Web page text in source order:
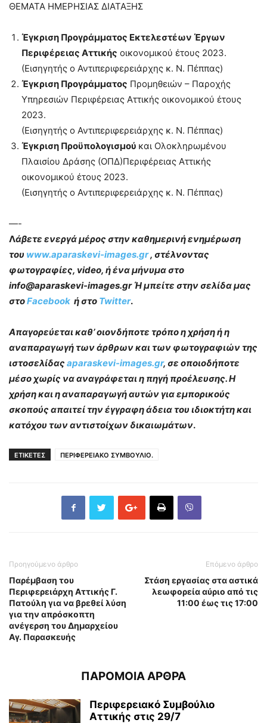
ΘΕΜΑΤΑ ΗΜΕΡΗΣΙΑΣ ΔΙΑΤΑΞΗΣ
Έγκριση Προγράμματος Εκτελεστέων Έργων
Περιφέρειας Αττικής οικονομικού έτους 2023.
(Εισηγητής ο Αντιπεριφερειάρχης κ. Ν. Πέππας)
Έγκριση Προγράμματος Προμηθειών – Παροχής
Υπηρεσιών Περιφέρειας Αττικής οικονομικού έτους
2023.
(Εισηγητής ο Αντιπεριφερειάρχης κ. Ν. Πέππας)
Έγκριση Προϋπολογισμού και Ολοκληρωμένου
Πλαισίου Δράσης (ΟΠΔ)Περιφέρειας Αττικής
οικονομικού έτους 2023.
(Εισηγητής ο Αντιπεριφερειάρχης κ. Ν. Πέππας)
—-
Λάβετε ενεργά μέρος στην καθημερινή ενημέρωση
του www.aparaskevi-images.gr, στέλνοντας
φωτογραφίες, video, ή ένα μήνυμα στο
info@aparaskevi-images.gr Ή μπείτε στην σελίδα μας
στοFacebook ή στο Twitter.
Απαγορεύεται καθ’ οιονδήποτε τρόπο η χρήση ή η
αναπαραγωγή των άρθρων και των φωτογραφιών της
ιστοσελίδας aparaskevi-images.gr, σε οποιοδήποτε
μέσο χωρίς να αναγράφεται η πηγή προέλευσης. Η
χρήση και η αναπαραγωγή αυτών για εμπορικούς
σκοπούς απαιτεί την έγγραφη άδεια του ιδιοκτήτη και
κατόχου των αντιστοίχων δικαιωμάτων.
ΕΤΙΚΕΤΕΣ ΠΕΡΙΦΕΡΕΙΑΚΟ ΣΥΜΒΟΥΛΙΟ.
Προηγούμενο άρθρο
Παρέμβαση του
Περιφερειάρχη Αττικής Γ.
Πατούλη για να βρεθεί λύση
για την απρόσκοπτη
ανέγερση του Δημαρχείου
Αγ. Παρασκευής
Επόμενο άρθρο
Στάση εργασίας στα αστικά
λεωφορεία αύριο από τις
11:00 έως τις 17:00
ΠΑΡΟΜΟΙΑ ΑΡΘΡΑ
Περιφερειακό Συμβούλιο
Αττικής στις 29/7